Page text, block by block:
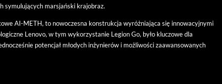
symulujących marsjański krajobraz.
AI-METH, to nowoczesna konstrukcja wyróżniająca się innowacyjnymi
Lenovo, w tym wykorzystanie Legion Go, było kluczowe dla
potencjał młodych inżynierów i możliwości zaawansowanych